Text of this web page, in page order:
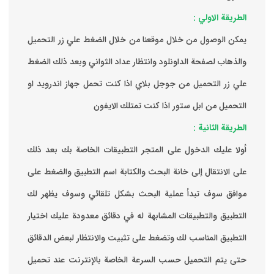
الطريقة الاولي :
يمكن الوصول من خلال موقعنا من خلال الضغط علي زر التحميل
والذهاب لصفحة الداونلود وانتظار عداد الثواني وبعد ذلك الضغط
علي زر التحميل من جوجل بلاي اذا كنت تحمل جهاز اندرويد او
التحميل من ابل ستور اذا كنت تمتلك الايفون
الطريقة الثانية :
‏أولا عليك الدخول على المتجر التطبيقات الخاصة بك ‏بعد ذلك
على الانتقال إلى خانة البحث والكتابة اسم التطبيق والضغط على
موافق ‏سوف تبدأ عملية البحث بشكل تلقائي وسوف يظهر لك
التطبيق والتطبيقات المشابهة له في دقائق معدودة ‏عليك اختيار
التطبيق المناسب لك وتضغط على تثبيت والانتظار لبعض الدقائق
حتى يتم التحميل حسب السرعة الخاصة بالإنترنت ‏عند تحميل